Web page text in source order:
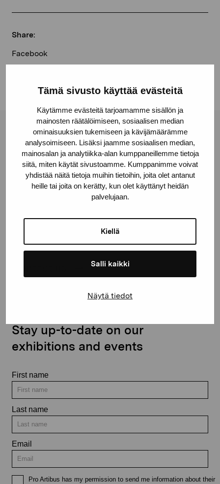
Tämä sivusto käyttää evästeitä
Käytämme evästeitä tarjoamamme sisällön ja
mainosten räätälöimiseen, sosiaalisen median
ominaisuuksien tukemiseen ja kävijämäärämme
analysoimiseen. Lisäksi jaamme sosiaalisen median,
mainosalan ja analytiikka-alan kumppaneillemme tietoja
siitä, miten käytät sivustoamme. Kumppanimme voivat
yhdistää näitä tietoja muihin tietoihin, joita olet antanut
heille tai joita on kerätty, kun olet käyttänyt heidän
palvelujaan.
Kiellä
Salli kaikki
Näytä tiedot
Share:
Facebook
Pro Artibus Foundation
Gustav Wasas gata 11
10600 Ekenäs
proartibus@proartibus.fi
Stay up-to-date on our
exhibitions and events
First name
Last name
Email
Pro Artibus has my permission to send me information about their